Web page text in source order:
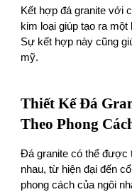
Kết hợp đá granite với
kim loại giúp tạo ra một
Sự kết hợp này cũng
mỹ.
Thiết Kế Đá
Theo Phong
Đá granite có thể được
nhau, từ hiện đại đến
phong cách của ngôi